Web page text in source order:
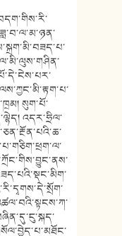
སུག་པོ་
འདར་ཧྲིལ་